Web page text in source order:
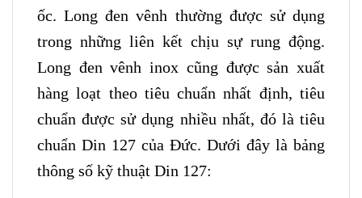
ốc. Long đen vênh thường được sử dụng
trong những liên kết chịu sự rung động.
Long đen vênh inox cũng được sản xuất
hàng loạt theo tiêu chuẩn nhất định, tiêu
chuẩn được sử dụng nhiều nhất, đó là tiêu
chuẩn Din 127 của Đức. Dưới đây là bảng
thông số kỹ thuật Din 127: